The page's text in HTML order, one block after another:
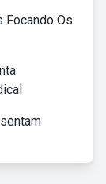
Focando Os